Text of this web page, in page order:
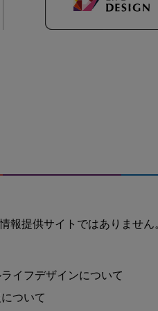
報提供サイトではありません
イフデザインについて
ついて